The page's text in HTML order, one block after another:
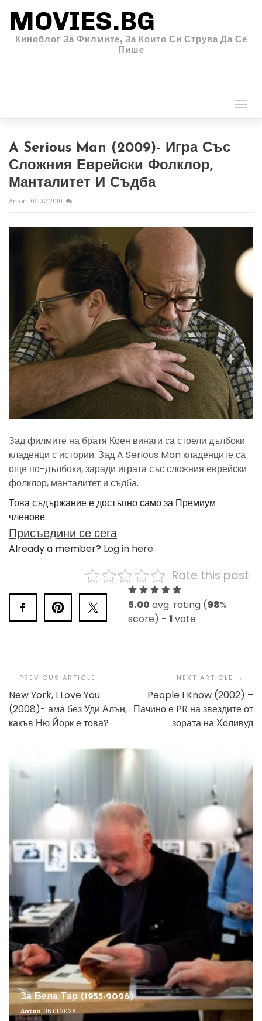
MOVIES.BG
Киноблог За Филмите, За Които Си Струва Да Се
Пише
A Serious Man (2009)- Игра Със
Сложния Еврейски Фолклор,
Манталитет И Съдба
Anton 04.02.2010
Зад филмите на братя Коен винаги са стоели дълбоки
кладенци с истории. Зад A Serious Man кладенците са
още по-дълбоки, заради играта със сложния еврейски
фолклор, манталитет и съдба.
Това съдържание е достъпно само за Премиум
членове.
Присъедини се сега
Already a member? Log in here
Rate this post
5.00avg. rating (98%
score) - 1vote
Navigation
New York, I Love You
(2008)- ама без Уди Алън,
какъв Ню Йорк е това?
People I Know (2002) –
Пачино е PR на звездите от
зората на Холивуд
За Бела Тар (1955-2026)
Anton 06.01.2026